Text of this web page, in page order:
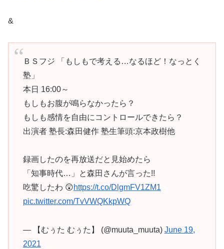
&
ＢＳフジ 「もしもで考える…なるほど！なっとく
塾」
本日 16:00～
もしもお腹が鳴らなかったら？
もしも感情を自由にコントロールできたら？
出演者 塾長:森田健作 塾生筆頭:京本政樹他
録画したのを再放送だと見始めたら
「知事時代…」と森田さんが言った!!
吃驚したわ 😲https://t.co/DlgmFV1ZM1
pic.twitter.com/TvVWQKkpWQ
— 【むぅた むぅた】 (@muuta_muuta) June 19,
2021